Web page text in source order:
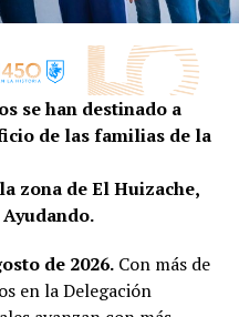
se han destinado a
de las familias de la
zona de El Huizache,
de 2026.Con más de
en la Delegación